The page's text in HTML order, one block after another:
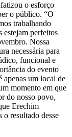
o esforço
o público. “O
trabalhando
estejam perfeitos
Nossa
necessária para
funcional e
do evento
apenas um local de
momento em que
do nosso povo,
Erechim
o resultado desse